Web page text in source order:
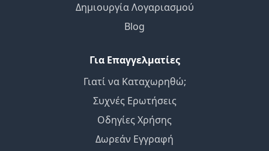
Δημιουργία Λογαριασμού
Blog
Για Επαγγελματίες
Γιατί να Καταχωρηθώ;
Συχνές Ερωτήσεις
Οδηγίες Χρήσης
Δωρεάν Εγγραφή